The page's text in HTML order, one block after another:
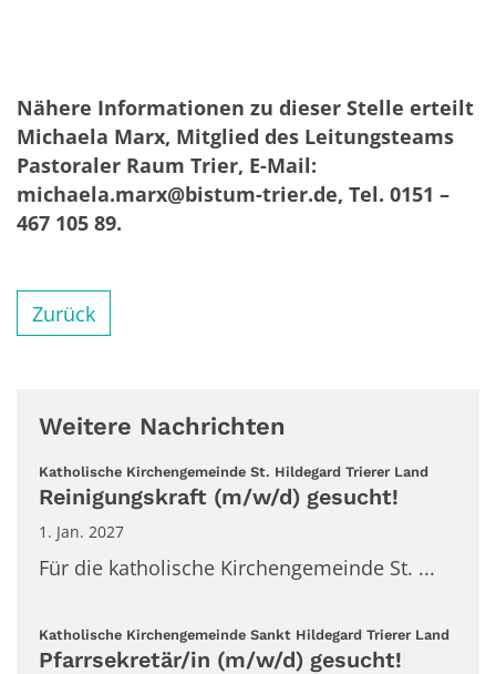
Nähere Informationen zu dieser Stelle erteilt
Michaela Marx, Mitglied des Leitungsteams
Pastoraler Raum Trier, E-Mail:
michaela.marx@bistum-trier.de, Tel. 0151 –
467 105 89.
Zurück
Weitere Nachrichten
Katholische Kirchengemeinde St. Hildegard Trierer Land:
Reinigungskraft (m/w/d) gesucht!
1. Jan. 2027
Für die katholische Kirchengemeinde St. ...
Katholische Kirchengemeinde Sankt Hildegard Trierer Land:
Pfarrsekretär/in (m/w/d) gesucht!